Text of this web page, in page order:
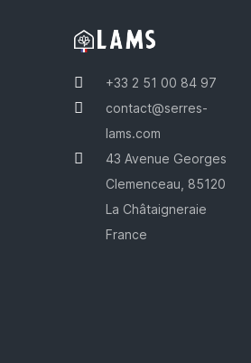
+33 2 51 00 84 97
contact@serres-
lams.com
43 Avenue Georges
Clemenceau, 85120
La Châtaigneraie
France